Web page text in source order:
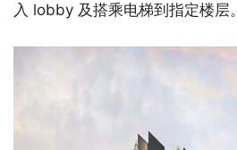
入 lobby 及搭乘电梯到指定楼层。